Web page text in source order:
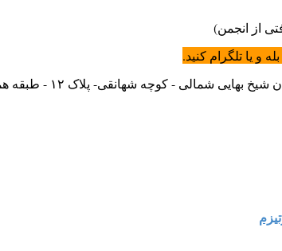
پلاک ۱۲ - طبقه همکف - انجمن علمی هیپنوتیزم بالینی ایران